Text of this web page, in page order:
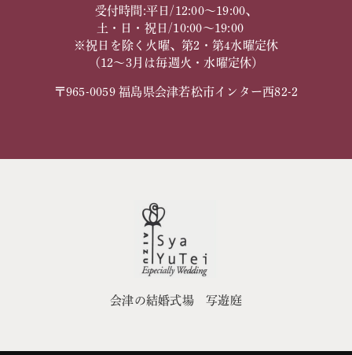
受付時間:平日/12:00～19:00、
土・日・祝日/10:00～19:00
※祝日を除く火曜、第2・第4水曜定休
（12～3月は毎週火・水曜定休）
〒965-0059 福島県会津若松市インター西82-2
会津の結婚式場 写遊庭